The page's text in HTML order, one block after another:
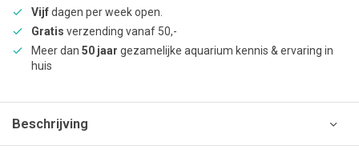
Vijfdagen per week open.
Gratis verzending vanaf 50,-
Meer dan 50 jaar gezamelijke aquarium kennis & ervaring in
huis
Beschrijving